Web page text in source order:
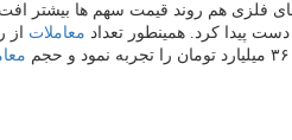
فلزی هم روند قیمت سهم ها بیشتر
معاملات از رقم ۱۴۳